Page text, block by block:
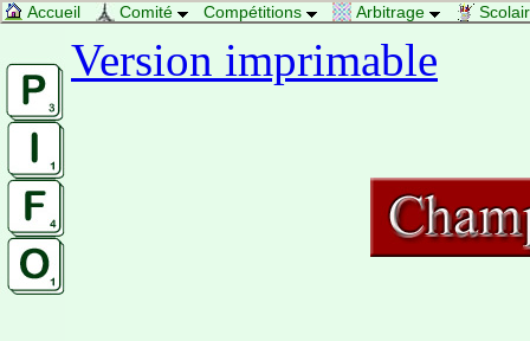
Accueil Comité Compétitions Arbitrage
Version imprimable